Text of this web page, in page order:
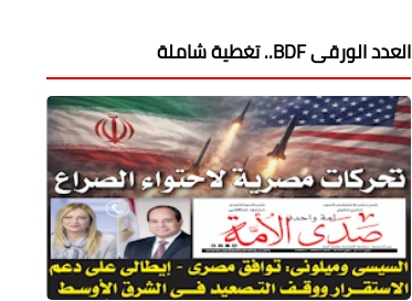
العدد الورقى BDF.. تغطية شاملة